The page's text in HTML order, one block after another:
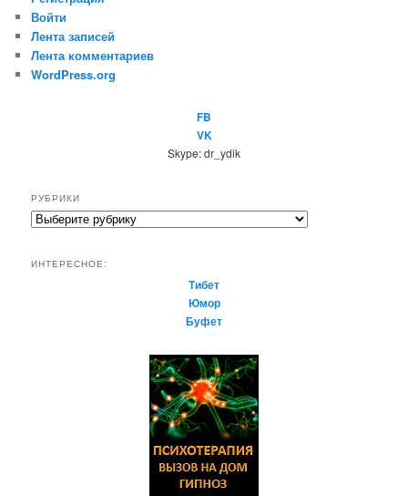
Войти
Лента записей
Лента комментариев
WordPress.org
FB
VK
Skype: dr_ydik
РУБРИКИ
Р
р
ИНТЕРЕСНОЕ:
Тибет
Юмор
Буфет